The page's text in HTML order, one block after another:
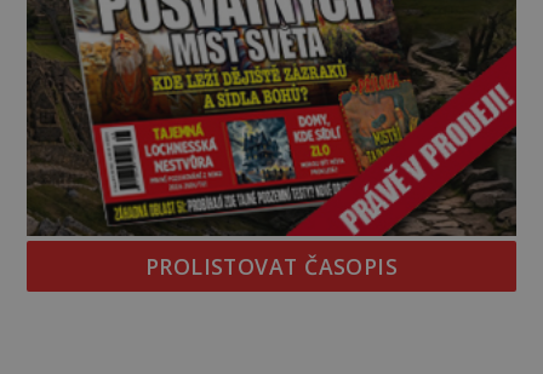
PROLISTOVAT ČASOPIS